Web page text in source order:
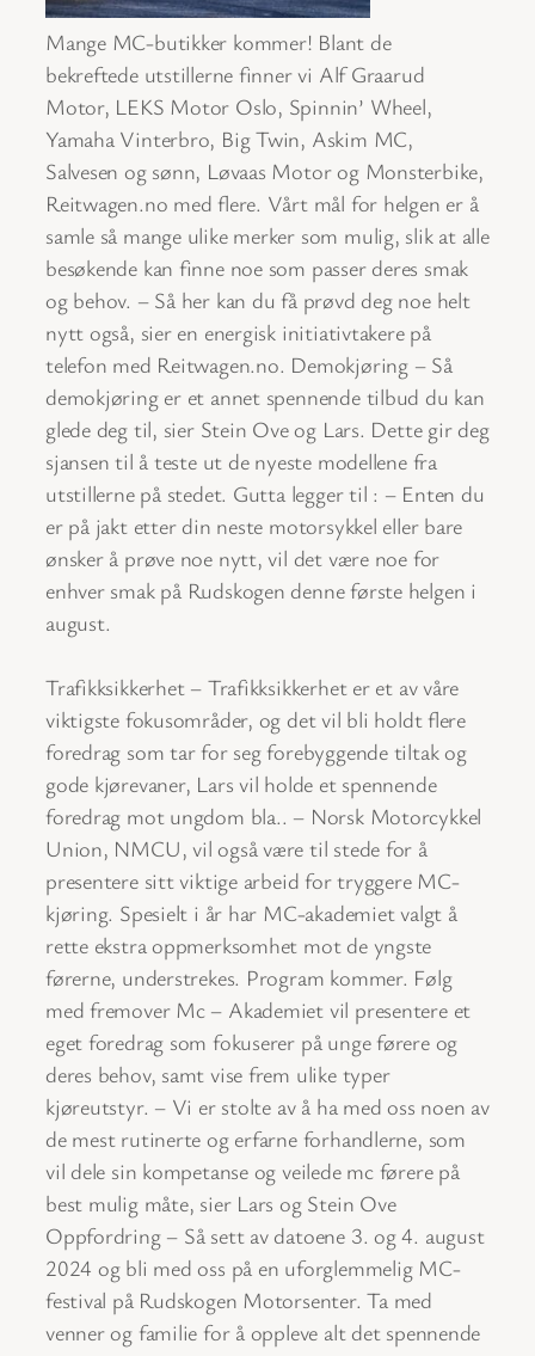
Mange MC-butikker kommer! Blant de
bekreftede utstillerne finner vi Alf Graarud
Motor, LEKS Motor Oslo, Spinnin’ Wheel,
Yamaha Vinterbro, Big Twin, Askim MC,
Salvesen og sønn, Løvaas Motor og Monsterbike,
Reitwagen.no med flere. Vårt mål for helgen er å
samle så mange ulike merker som mulig, slik at alle
besøkende kan finne noe som passer deres smak
og behov. – Så her kan du få prøvd deg noe helt
nytt også, sier en energisk initiativtakere på
telefon med Reitwagen.no. Demokjøring – Så
demokjøring er et annet spennende tilbud du kan
glede deg til, sier Stein Ove og Lars. Dette gir deg
sjansen til å teste ut de nyeste modellene fra
utstillerne på stedet. Gutta legger til : – Enten du
er på jakt etter din neste motorsykkel eller bare
ønsker å prøve noe nytt, vil det være noe for
enhver smak på Rudskogen denne første helgen i
august.
Trafikksikkerhet – Trafikksikkerhet er et av våre
viktigste fokusområder, og det vil bli holdt flere
foredrag som tar for seg forebyggende tiltak og
gode kjørevaner, Lars vil holde et spennende
foredrag mot ungdom bla.. – Norsk Motorcykkel
Union, NMCU, vil også være til stede for å
presentere sitt viktige arbeid for tryggere MC-
kjøring. Spesielt i år har MC-akademiet valgt å
rette ekstra oppmerksomhet mot de yngste
førerne, understrekes. Program kommer. Følg
med fremover Mc – Akademiet vil presentere et
eget foredrag som fokuserer på unge førere og
deres behov, samt vise frem ulike typer
kjøreutstyr. – Vi er stolte av å ha med oss noen av
de mest rutinerte og erfarne forhandlerne, som
vil dele sin kompetanse og veilede mc førere på
best mulig måte, sier Lars og Stein Ove
Oppfordring – Så sett av datoene 3. og 4. august
2024 og bli med oss på en uforglemmelig MC-
festival på Rudskogen Motorsenter. Ta med
venner og familie for å oppleve alt det spennende